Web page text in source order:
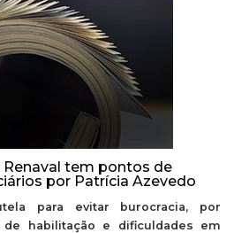
tem pontos de
por Patrícia Azevedo
para evitar burocracia, por
habilitação e dificuldades em